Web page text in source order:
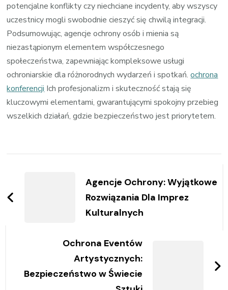
potencjalne konflikty czy niechciane incydenty, aby wszyscy
uczestnicy mogli swobodnie cieszyć się chwilą integracji.
Podsumowując, agencje ochrony osób i mienia są
niezastąpionym elementem współczesnego
społeczeństwa, zapewniając kompleksowe usługi
ochroniarskie dla różnorodnych wydarzeń i spotkań.ochrona
konferencji Ich profesjonalizm i skuteczność stają się
kluczowymi elementami, gwarantującymi spokojny przebieg
wszelkich działań, gdzie bezpieczeństwo jest priorytetem.
Agencje Ochrony: Wyjątkowe
Rozwiązania Dla Imprez
Kulturalnych
Ochrona Eventów
Artystycznych:
Bezpieczeństwo w Świecie